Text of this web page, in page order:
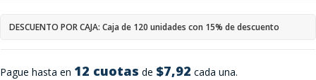
Pague hasta en 12 cuotas de $7,92 cada una.
DESCUENTO POR CAJA: Caja de 120 unidades con 15% de descuento